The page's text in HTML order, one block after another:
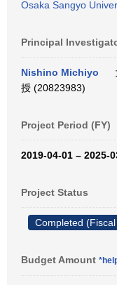
Osaka Sangyo
Principal
Nishino Michiyo
授 (20823983)
Project Period (FY)
2019-04-01 – 2025-
Project Status
Completed
Budget Amount